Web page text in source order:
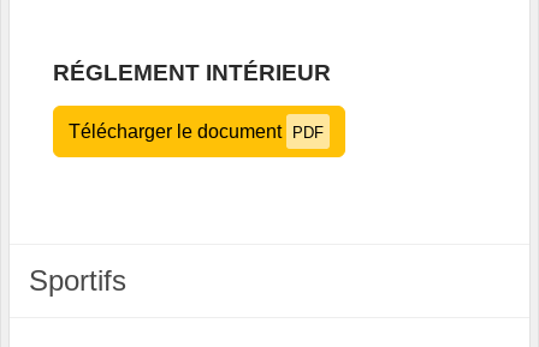
RÉGLEMENT INTÉRIEUR
Télécharger le document PDF
Sportifs